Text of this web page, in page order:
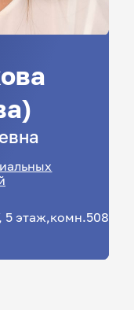
5 этаж,комн.508